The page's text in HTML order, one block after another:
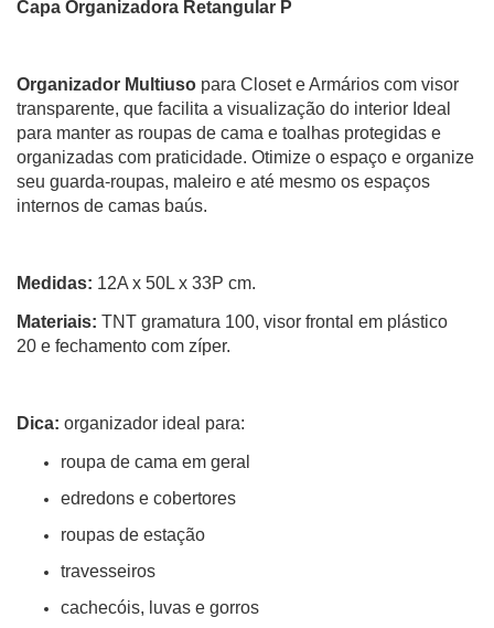
Capa Organizadora Retangular P
Organizador Multiuso para Closet e Armários com visor
transparente, que facilita a visualização do interior Ideal
para manter as roupas de cama e toalhas protegidas e
organizadas com praticidade. Otimize o espaço e organize
seu guarda-roupas, maleiro e até mesmo os espaços
internos de camas baús.
Medidas: 12A x 50L x 33P cm.
Materiais: TNT gramatura 100, visor frontal em plástico
20 e fechamento com zíper.
Dica: organizador ideal para:
roupa de cama em geral
edredons e cobertores
roupas de estação
travesseiros
cachecóis, luvas e gorros